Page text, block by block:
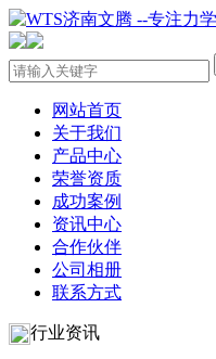
网站首页
关于我们
产品中心
荣誉资质
成功案例
资讯中心
合作伙伴
公司相册
联系方式
行业资讯